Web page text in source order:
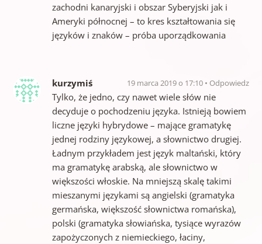
zachodni kanaryjski i obszar Syberyjski jak i
Ameryki północnej – to kres kształtowania się
języków i znaków – próba uporządkowania
kurzymiś 19 marca 2019 o 17:10 Odpowiedz
Tylko, że jedno, czy nawet wiele słów nie
decyduje o pochodzeniu języka. Istnieją bowiem
liczne języki hybrydowe – mające gramatykę
jednej rodziny językowej, a słownictwo drugiej.
Ładnym przykładem jest język maltański, który
ma gramatykę arabską, ale słownictwo w
większości włoskie. Na mniejszą skalę takimi
mieszanymi językami są angielski (gramatyka
germańska, większość słownictwa romańska),
polski (gramatyka słowiańska, tysiące wyrazów
zapożyczonych z niemieckiego, łaciny,